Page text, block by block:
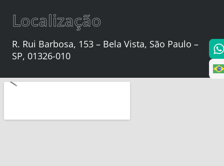
Localização
R. Rui Barbosa, 153 – Bela Vista, São Paulo –
SP, 01326-010